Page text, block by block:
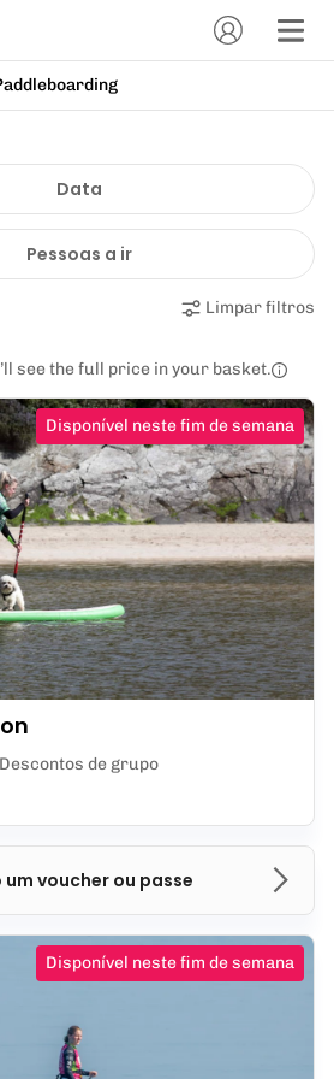
Data
Pessoas a ir
Limpar filtros
see the full price in your basket.
um voucher ou passe
Disponível neste fim de semana
Descontos de grupo
Disponível neste fim de semana